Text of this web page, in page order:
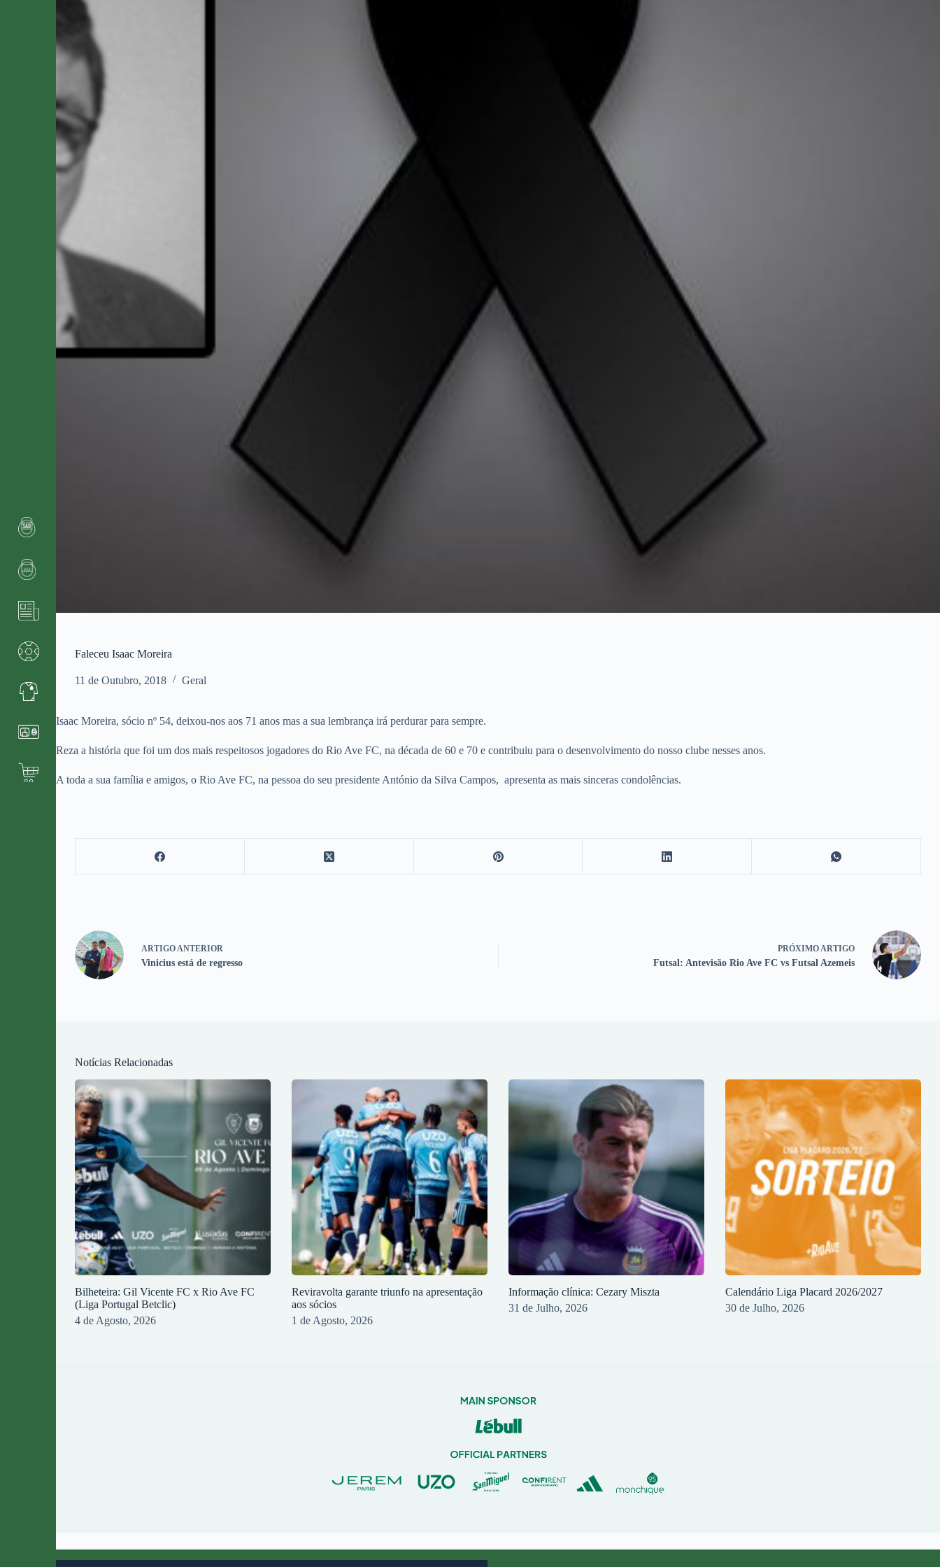
Faleceu Isaac Moreira
11 de Outubro, 2018 Geral
Isaac Moreira, sócio nº 54, deixou-nos aos 71 anos mas a sua lembrança irá perdurar para sempre.
Reza a história que foi um dos mais respeitosos jogadores do Rio Ave FC, na década de 60 e 70 e contribuiu para o desenvolvimento do nosso clube nesses anos.
A toda a sua família e amigos, o Rio Ave FC, na pessoa do seu presidente António da Silva Campos, apresenta as mais sinceras condolências.
ARTIGO ANTERIOR
Vinicius está de regresso
PRÓXIMO ARTIGO
Futsal: Antevisão Rio Ave FC vs Futsal Azemeis
Notícias Relacionadas
Bilheteira: Gil Vicente FC x Rio Ave FC
(Liga Portugal Betclic)
4 de Agosto, 2026
Reviravolta garante triunfo na apresentação
aos sócios
1 de Agosto, 2026
Informação clínica: Cezary Miszta
31 de Julho, 2026
Calendário Liga Placard 2026/2027
30 de Julho, 2026